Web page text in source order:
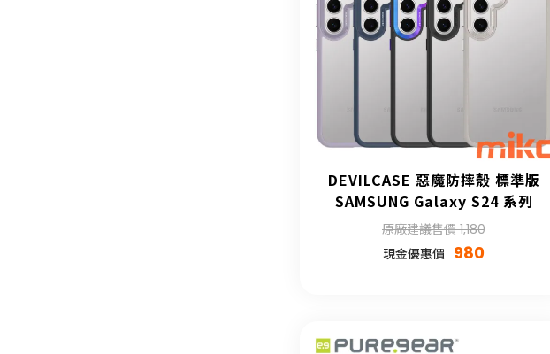
DEVILCASE 惡魔防摔殼 標準版
SAMSUNG Galaxy S24 系列
原廠建議售價 1,180
現金優惠價 980